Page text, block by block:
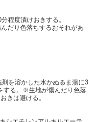
程度漬けおきする。
だり色落ちするおそれがあ
を溶かした水かぬるま湯に3
する。※生地が傷んだり色落
きは避ける。